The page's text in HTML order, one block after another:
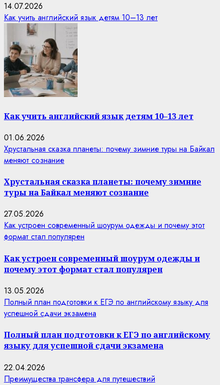
14.07.2026
Как учить английский язык детям 10–13 лет
Как учить английский язык детям 10–13 лет
01.06.2026
Хрустальная сказка планеты: почему зимние туры на Байкал
меняют сознание
Хрустальная сказка планеты: почему зимние
туры на Байкал меняют сознание
27.05.2026
Как устроен современный шоурум одежды и почему этот
формат стал популярен
Как устроен современный шоурум одежды и
почему этот формат стал популярен
13.05.2026
Полный план подготовки к ЕГЭ по английскому языку для
успешной сдачи экзамена
Полный план подготовки к ЕГЭ по английскому
языку для успешной сдачи экзамена
22.04.2026
Преимущества трансфера для путешествий